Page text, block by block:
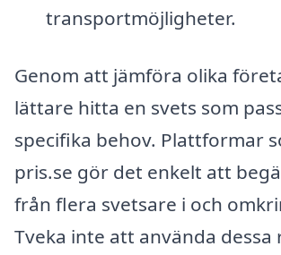
transportmöjligheter.
Genom att jämföra olika
lättare hitta en svets som
specifika behov. Plattformar
pris.se gör det enkelt att
från flera svetsare i och
Tveka inte att använda